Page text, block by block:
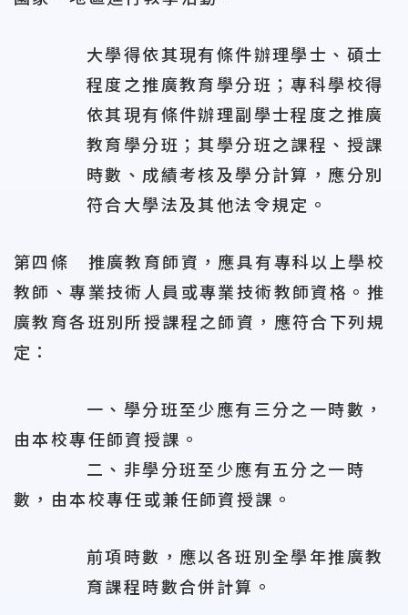
大學得依其現有條件辦理學士、碩士
程度之推廣教育學分班；專科學校得
依其現有條件辦理副學士程度之推廣
教育學分班；其學分班之課程、授課
時數、成績考核及學分計算，應分別
符合大學法及其他法令規定。
第四條 推廣教育師資，應具有專科以上學校
教師、專業技術人員或專業技術教師資格。推
廣教育各班別所授課程之師資，應符合下列規
定：
一、學分班至少應有三分之一時數，
由本校專任師資授課。
二、非學分班至少應有五分之一時
數，由本校專任或兼任師資授課。
前項時數，應以各班別全學年推廣教
育課程時數合併計算。